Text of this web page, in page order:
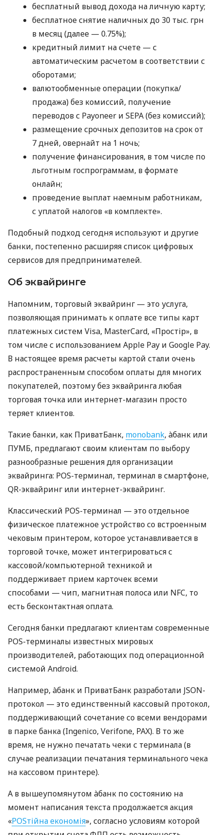
бесплатный вывод дохода на личную карту;
бесплатное снятие наличных до 30 тыс. грн
в месяц (далее — 0.75%);
кредитный лимит на счете — с
автоматическим расчетом в соответствии с
оборотами;
валютообменные операции (покупка/
продажа) без комиссий, получение
переводов с Payoneer и SEPA (без комиссий);
размещение срочных депозитов на срок от
7 дней, овернайт на 1 ночь;
получение финансирования, в том числе по
льготным госпрограммам, в формате
онлайн;
проведение выплат наемным работникам,
с уплатой налогов «в комплекте».
Подобный подход сегодня используют и другие
банки, постепенно расширяя список цифровых
сервисов для предпринимателей.
Об эквайринге
Напомним, торговый эквайринг — это услуга,
позволяющая принимать к оплате все типы карт
платежных систем Visa, MasterCard, «Простір», в
том числе с использованием Apple Pay и Google Pay.
В настоящее время расчеты картой стали очень
распространенным способом оплаты для многих
покупателей, поэтому без эквайринга любая
торговая точка или интернет-магазин просто
теряет клиентов.
Такие банки, как ПриватБанк, monobank, àбанк или
ПУМБ, предлагают своим клиентам по выбору
разнообразные решения для организации
эквайринга: POS-терминал, терминал в смартфоне,
QR-эквайринг или интернет-эквайринг.
Классический POS-терминал — это отдельное
физическое платежное устройство со встроенным
чековым принтером, которое устанавливается в
торговой точке, может интегрироваться с
кассовой/компьютерной техникой и
поддерживает прием карточек всеми
способами — чип, магнитная полоса или NFC, то
есть бесконтактная оплата.
Сегодня банки предлагают клиентам современные
POS-терминалы известных мировых
производителей, работающих под операционной
системой Android.
Например, àбанк и ПриватБанк разработали JSON-
протокол — это единственный кассовый протокол,
поддерживающий сочетание со всеми вендорами
в парке банка (Ingenico, Verifone, PAX). В то же
время, не нужно печатать чеки с терминала (в
случае реализации печатания терминального чека
на кассовом принтере).
А в вышеупомянутом àбанк по состоянию на
момент написания текста продолжается акция
«POSтійна економія», согласно условиям которой